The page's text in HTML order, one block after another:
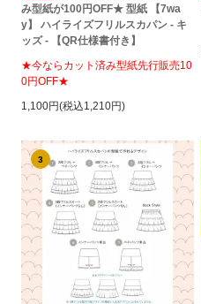
み型紙が100円OFF★ 型紙 【7wa
y】 ハイライズフリルスカパン - キ
ッズ - 【QR仕様書付き】
★今ならカット済み型紙先行販売10
0円OFF★
1,100円(税込1,210円)
3